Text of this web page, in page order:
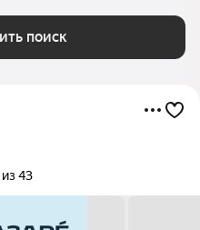
поиск
43